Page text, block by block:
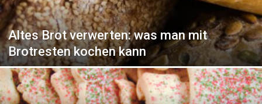
Altes Brot verwerten: was man mit
Brotresten kochen kann